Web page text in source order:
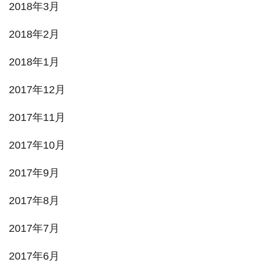
2018年3月
2018年2月
2018年1月
2017年12月
2017年11月
2017年10月
2017年9月
2017年8月
2017年7月
2017年6月